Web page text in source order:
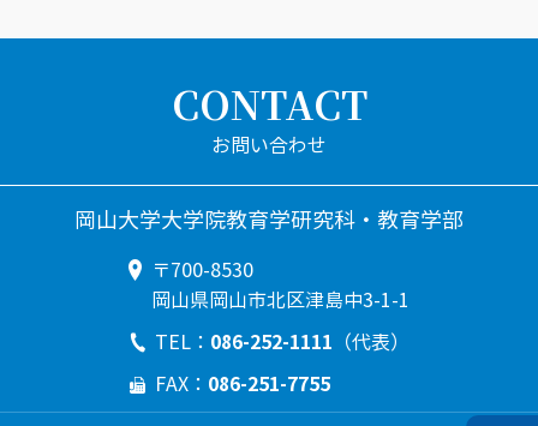
CONTACT
岡山大学大学院教育学研究科・教育学部
〒700-8530
岡山県岡山市北区津島中3-1-1
TEL： 086-252-1111 （代表）
FAX： 086-251-7755